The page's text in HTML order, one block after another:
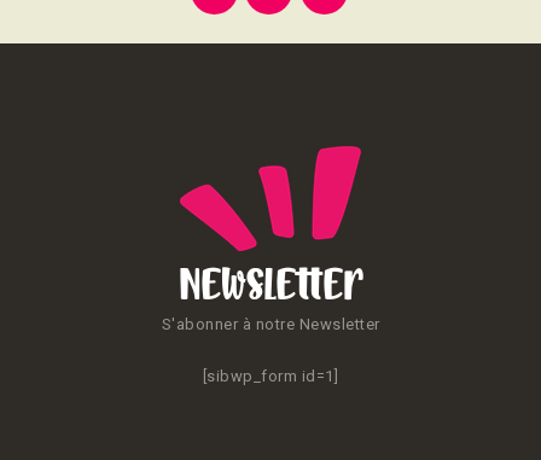
Newsletter
S'abonner à notre Newsletter
[sibwp_form id=1]